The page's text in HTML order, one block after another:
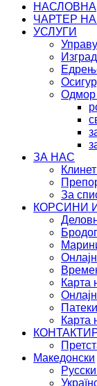
НАСЛОВНА
ЧАРТЕР НА
УСЛУГИ
Oдмор
ЗА НАС
За
КОРСИНИ
Карта
Карта
Македонски